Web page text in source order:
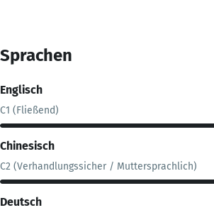
Sprachen
Englisch
C1 (Fließend)
Chinesisch
C2 (Verhandlungssicher / Muttersprachlich)
Deutsch